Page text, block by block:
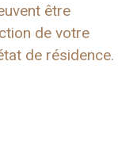
être
de votre
de résidence.